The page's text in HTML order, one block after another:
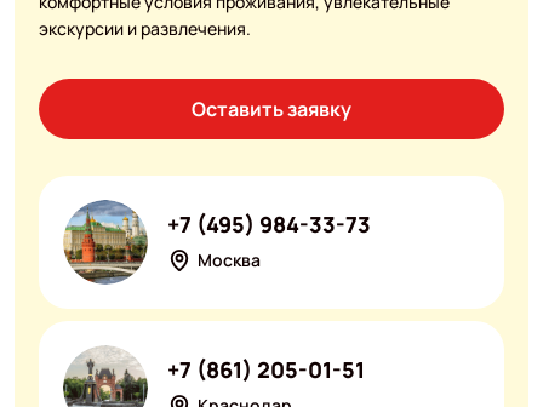
экскурсии и развлечения.
Оставить заявку
Москва
+7 (495) 984-33-73
+7 (861) 205-01-51